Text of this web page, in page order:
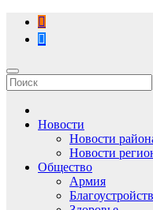
Перейти
содержимому
Новости
Новости
Новости
Общество
Армия